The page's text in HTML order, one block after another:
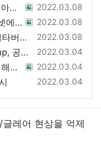
등록일
2022.03.08
Magic Leap 2, 카메라 기반 인사이드 아웃 트래킹 컨트롤러
등록일
2022.03.08
퀘스트 v38 이후부터는 ASW가 헤드셋에서 실행
등록일
2022.03.08
Meta, 현재의 셀룰러 네트워크로는 메타버스가 불가능
등록일
2022.03.04
VR 항해 시뮬레이터 MarineVerse Cup, 공식 스토어로 이동
등록일
2022.03.04
인디게임 개발자: Meta, PC 연결에 대해서는 신경쓰지 않는다.
등록일
2022.03.04
레어 현상을 억제